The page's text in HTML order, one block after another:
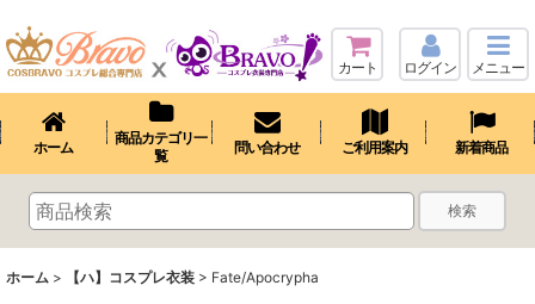
カート ログイン メニュー
ホーム
商品カテゴリ一
覧
問い合わせ ご利用案内 新着商品
検索
ホーム > 【ハ】コスプレ衣装 > Fate/Apocrypha